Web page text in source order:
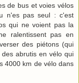
de bus et voies vélos
n'es pas seul : c'est
qui ne voient pas la
ralentissent pas en
des piétons (qui
abrutis en vélo qui
4000 km de vélo dans